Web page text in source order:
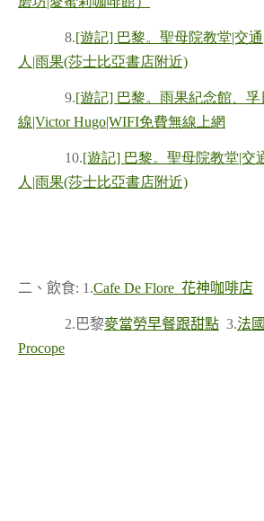
8.[遊記] 巴黎。聖母院教堂|交
人|雨果(莎士比亞書店附近)
9.[遊記] 巴黎。雨果紀念館、孚
線|Victor Hugo|WIFI免費無線上網
10.[遊記] 巴黎。聖母院教堂|交
人|雨果(莎士比亞書店附近)
二、飲食: 1.Cafe De Flore 花神咖啡店
2.巴黎麥當勞早餐跟甜點 3.法
Procope